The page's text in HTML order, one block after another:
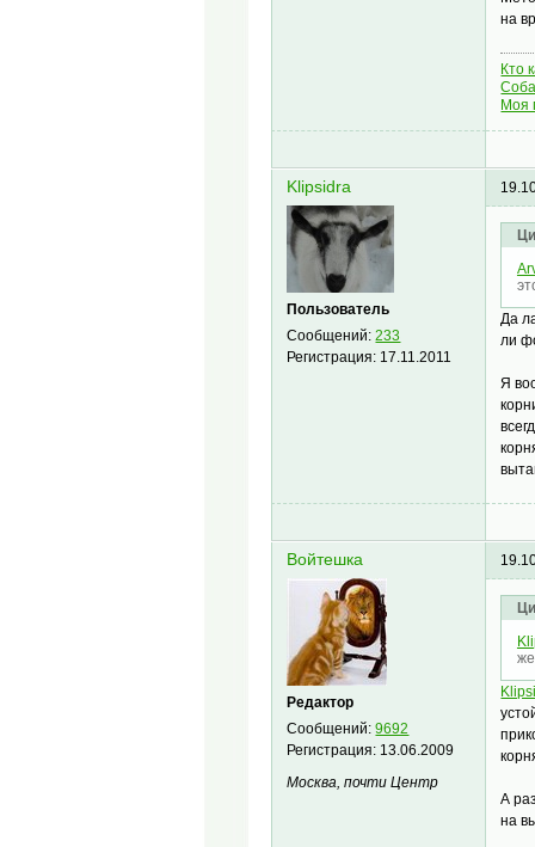
на
Кто
Моя
Klipsidra
Пользователь
Сообщений:233
Регистрация: 17.11.2011
Да
ли
Я
Войтешка
Редактор
Сообщений:9692
Регистрация: 13.06.2009
Москва, почти Центр
А
на